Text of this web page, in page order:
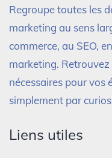
Regroupe toutes les
marketing au sens
commerce, au SEO,
marketing.
nécessaires pour vos
simplement par
Liens utiles